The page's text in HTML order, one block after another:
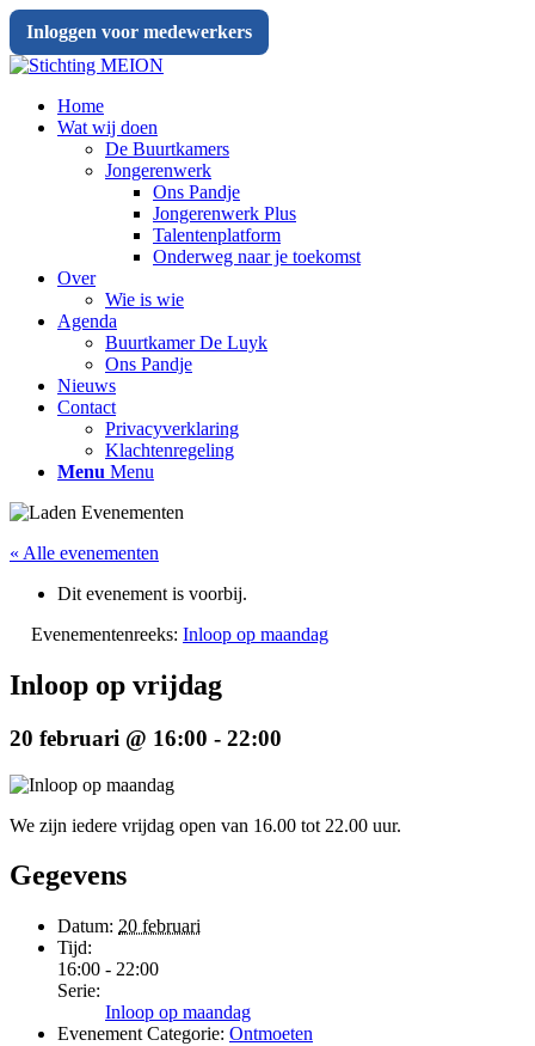
Inloggen voor medewerkers
Home
Wat wij doen
De Buurtkamers
Jongerenwerk
Ons Pandje
Jongerenwerk Plus
Talentenplatform
Onderweg naar je toekomst
Over
Wie is wie
Agenda
Buurtkamer De Luyk
Ons Pandje
Nieuws
Contact
Privacyverklaring
Klachtenregeling
Menu Menu
« Alle evenementen
Dit evenement is voorbij.
Evenementenreeks: Inloop op maandag
Inloop op vrijdag
20 februari @ 16:00 - 22:00
We zijn iedere vrijdag open van 16.00 tot 22.00 uur.
Gegevens
Datum: 20 februari
Tijd:
16:00 - 22:00
Serie:
Inloop op maandag
Evenement Categorie: Ontmoeten